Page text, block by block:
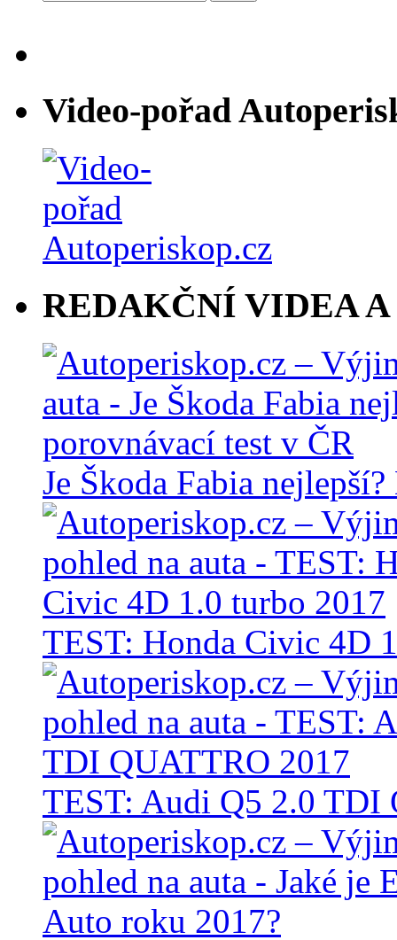
Video-pořad
REDAKČNÍ VIDEA A
Je Škoda Fabia
TEST: Honda Civic 4D
TEST: Audi Q5 2.0 TDI